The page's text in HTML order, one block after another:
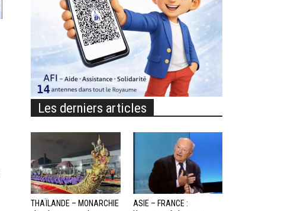
Les derniers articles
THAÏLANDE – MONARCHIE
ASIE – FRANCE :